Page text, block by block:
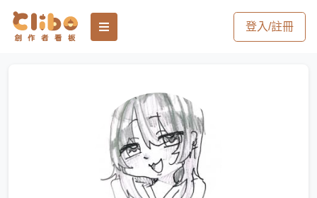
登入/註冊